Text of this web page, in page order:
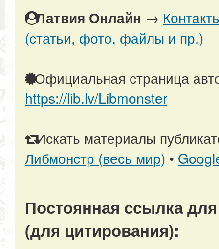
Латвия Онлайн →
(статьи, фото, файлы и пр.)
Официальная страница
https://lib.lv/Libmonster
Искать материалы
Либмонстр (весь мир) •
Постоянная ссылка
(для цитирования):